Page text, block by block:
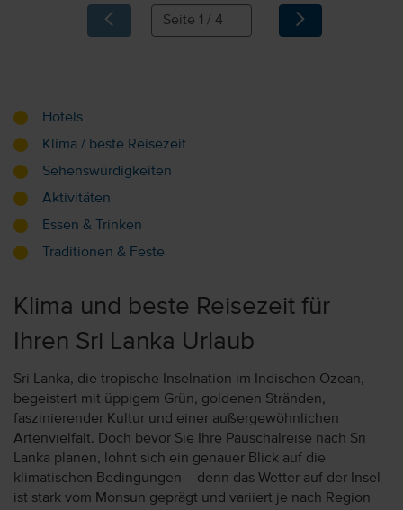
Hotels
Klima / beste Reisezeit
Sehenswürdigkeiten
Aktivitäten
Essen & Trinken
Traditionen & Feste
Klima und beste Reisezeit für
Ihren Sri Lanka Urlaub
Sri Lanka, die tropische Inselnation im Indischen Ozean,
begeistert mit üppigem Grün, goldenen Stränden,
faszinierender Kultur und einer außergewöhnlichen
Artenvielfalt. Doch bevor Sie Ihre Pauschalreise nach Sri
Lanka planen, lohnt sich ein genauer Blick auf die
klimatischen Bedingungen – denn das Wetter auf der Insel
ist stark vom Monsun geprägt und variiert je nach Region